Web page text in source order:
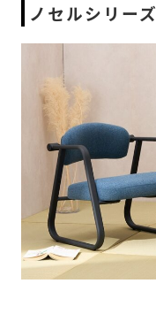
ノセルシリーズ